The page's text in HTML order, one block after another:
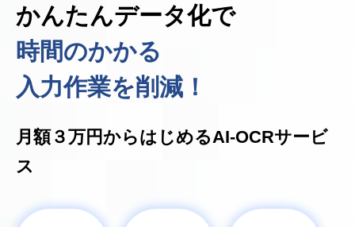
かんたんデータ化で
時間のかかる
入力作業を削減！
月額３万円からはじめるAI-OCRサービ
ス